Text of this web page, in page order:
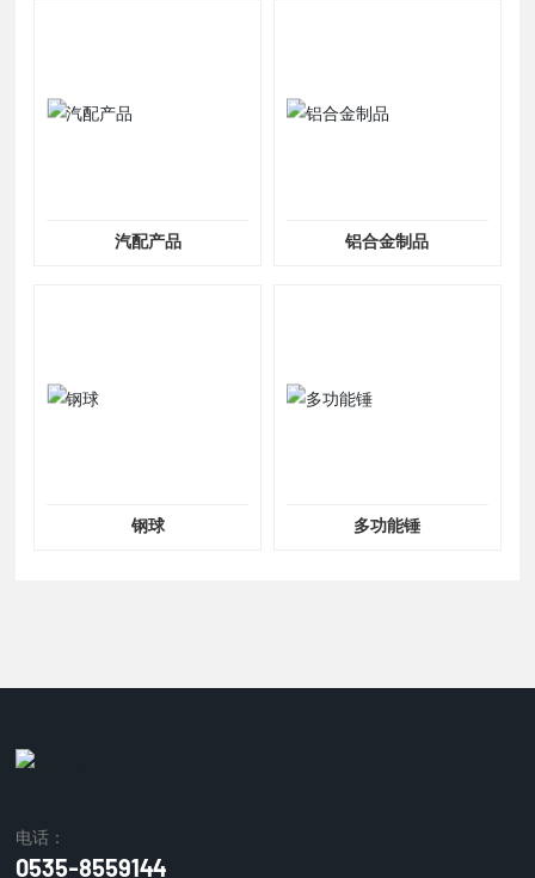
汽配产品 铝合金制品
钢球 多功能锤
电话：
0535-8559144